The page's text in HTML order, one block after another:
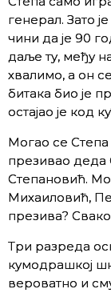
генерал. Зато
чини да је 90
даље ту, међу
хвалимо, а он
битака био је
остајао је код
Могао се
презивао деда
Степановић.
Михаиловић,
презива?
Три разреда
кумодрашкој
вероватно и